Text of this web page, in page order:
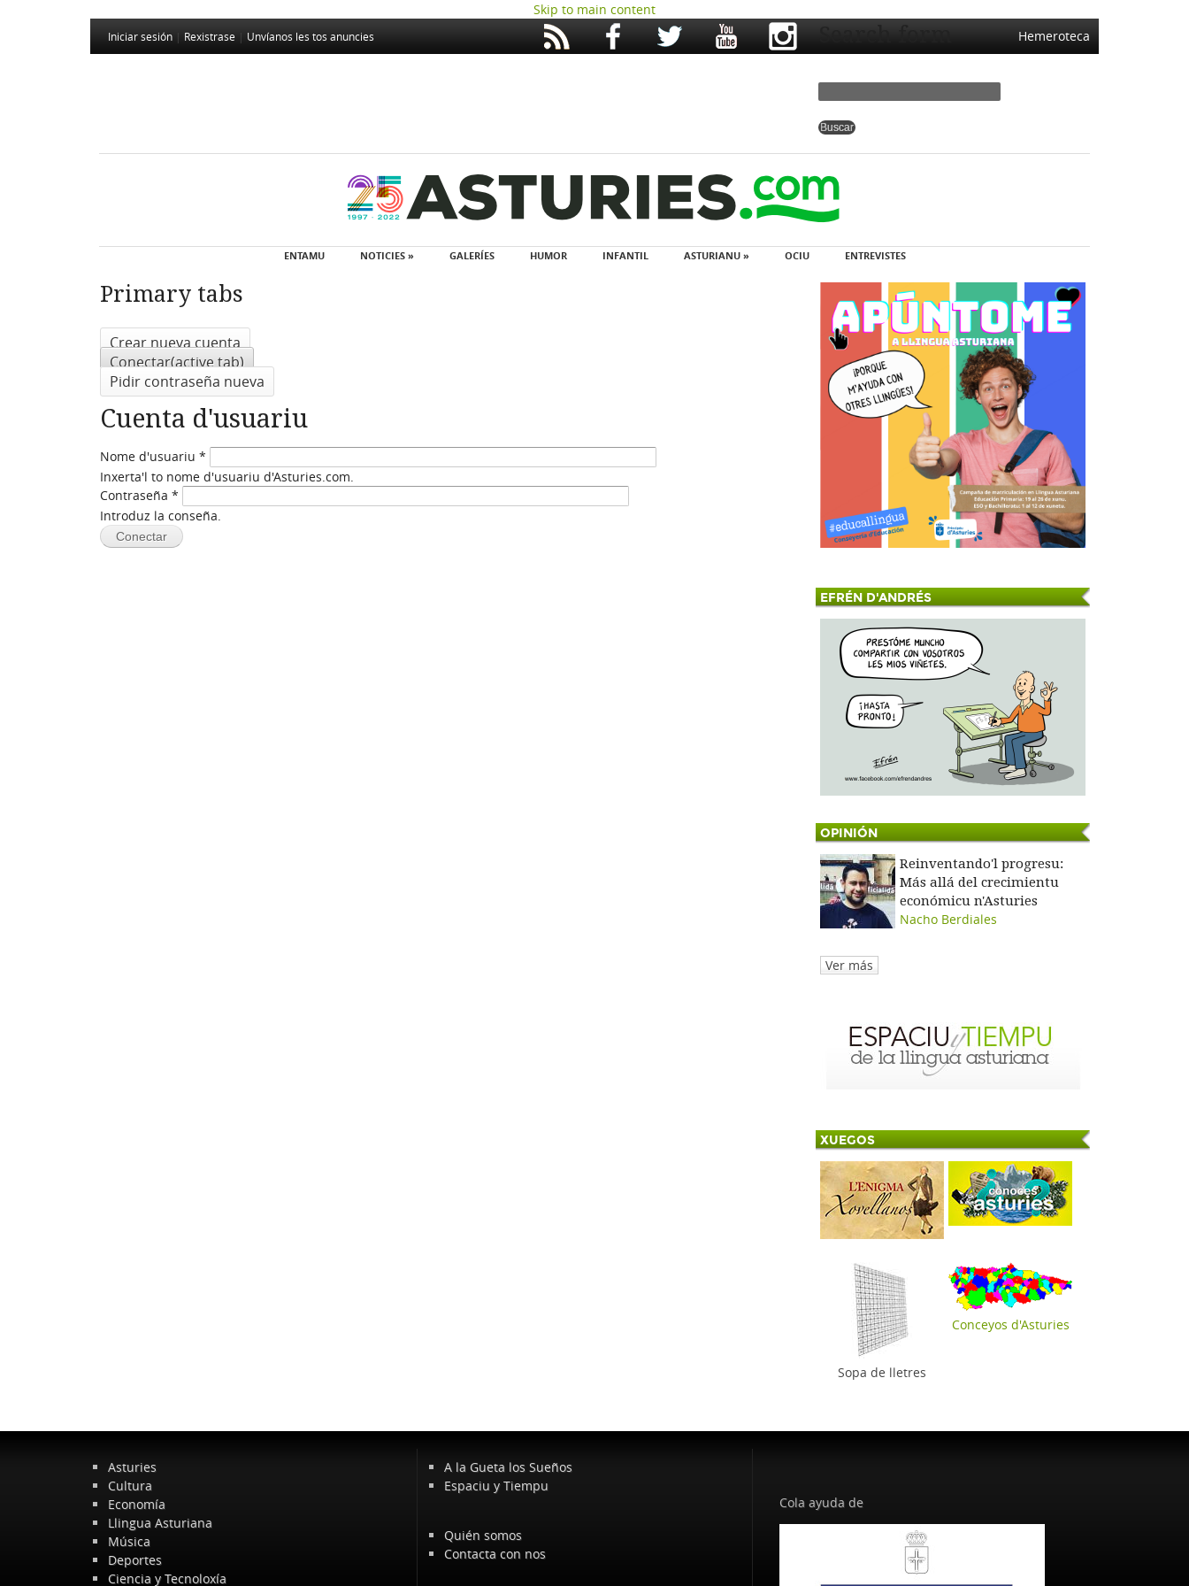
Skip to main content
Iniciar sesión Rexistrase Unvíanos les tos anuncies Hemeroteca
Search form
ENTAMU NOTICIES » GALERÍES HUMOR INFANTIL ASTURIANU » OCIU ENTREVISTES
Primary tabs
Crear nueva cuenta
Conectar(active tab)
Pidir contraseña nueva
Cuenta d'usuariu
Nome d'usuariu *
Inxerta'l to nome d'usuariu d'Asturies.com.
Contraseña *
Introduz la conseña.
EFRÉN D'ANDRÉS
OPINIÓN
Reinventando'l progresu:
Más allá del crecimientu
económicu n'Asturies
Nacho Berdiales
Ver más
XUEGOS
Sopa de lletres
Conceyos d'Asturies
Asturies
Cultura
Economía
Llingua Asturiana
Música
Deportes
Ciencia y Tecnoloxía
A la Gueta los Sueños
Espaciu y Tiempu
Quién somos
Contacta con nos
Cola ayuda de